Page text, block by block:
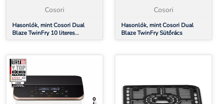
Cosori
Hasonlók, mint Cosori Dual
Blaze TwinFry 10 literes
Forrólevegős Sütő
Cosori
Hasonlók, mint Cosori Dual
Blaze TwinFry Sütőrács